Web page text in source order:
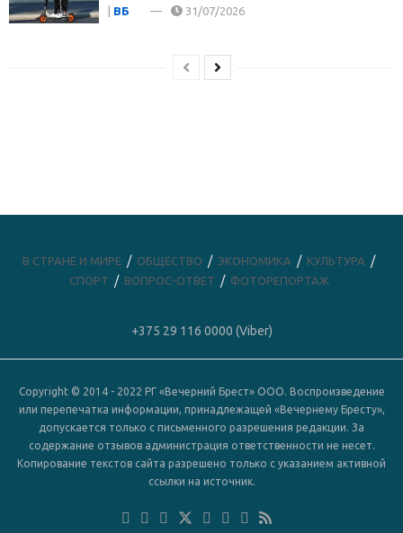
ВБ 31/07/2026
В СТРАНЕ И МИРЕ ОБЩЕСТВО ЭКОНОМИКА
КУЛЬТУРА
СПОРТ
ВОПРОС-ОТВЕТ ФОТОРЕПОРТАЖ
+375 29 116 0000 (Viber)
Copyright © 2014 - 2022 РГ «Вечерний Брест» ООО. Воспроизведение
или перепечатка информации, принадлежащей «Вечернему Бресту»,
допускается только с письменного разрешения редакции. За
содержание отзывов администрация ответственности не несет.
Копирование текстов сайта разрешено только с указанием активной
ссылки на источник.